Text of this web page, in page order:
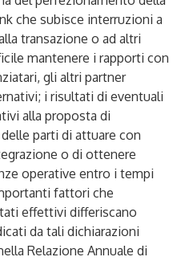
che subisce interruzioni a
transazione o ad altri
mantenere i rapporti con
gli altri partner
i risultati di eventuali
alla proposta di
parti di attuare con
o di ottenere
operative entro i tempi
fattori che
effettivi differiscano
da tali dichiarazioni
Relazione Annuale di